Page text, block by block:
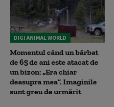
DIGI ANIMAL WORLD
Momentul când un bărbat
de 65 de ani este atacat de
un bizon: „Era chiar
deasupra mea”. Imaginile
sunt greu de urmărit